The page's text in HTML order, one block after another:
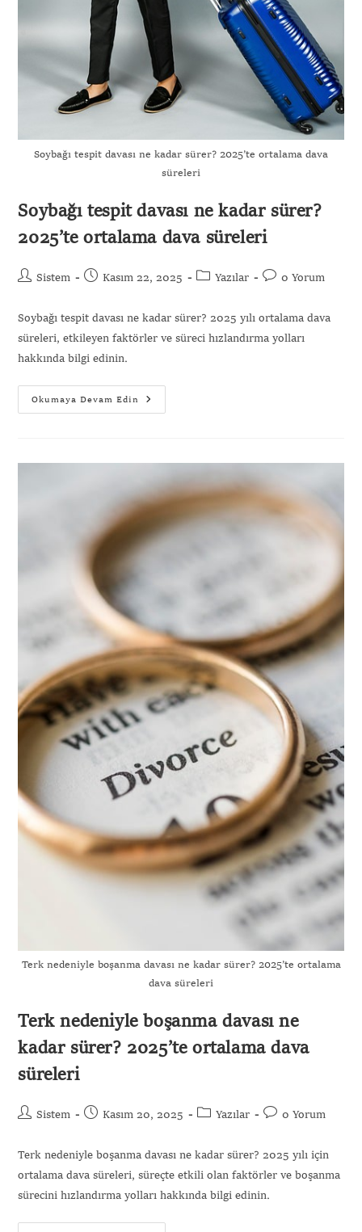
Soybağı tespit davası ne kadar sürer? 2025’te ortalama dava
süreleri
Soybağı tespit davası ne kadar sürer?
2025’te ortalama dava süreleri
Sistem Kasım 22, 2025 Yazılar 0 Yorum
Soybağı tespit davası ne kadar sürer? 2025 yılı ortalama dava
süreleri, etkileyen faktörler ve süreci hızlandırma yolları
hakkında bilgi edinin.
Okumaya Devam Edin
Terk nedeniyle boşanma davası ne kadar sürer? 2025’te ortalama
dava süreleri
Terk nedeniyle boşanma davası ne
kadar sürer? 2025’te ortalama dava
süreleri
Sistem Kasım 20, 2025 Yazılar 0 Yorum
Terk nedeniyle boşanma davası ne kadar sürer? 2025 yılı için
ortalama dava süreleri, süreçte etkili olan faktörler ve boşanma
sürecini hızlandırma yolları hakkında bilgi edinin.